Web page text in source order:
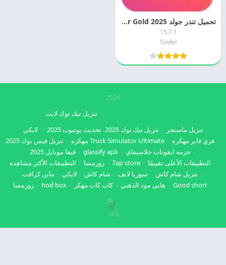
تحميل تندر جولد 2025 Tinder Gold مهكر اخر اصدار
15.7.1
Tinder
2024
تنزيل ماسنجر تنزيل تيك توك 2025
تنزيل تيك توك لايت
تحديث يوتيوب 2025
لايكي
فري فاير مهكره
Truck Simulator Ultimate مهكره
تنزيل فيس بوك 2025
حزمه ايقونات جلاسيفاي
glassify apk
فيفا موبايل 2025
التطبيقات الأعلى تقييمًا
7ap store زورمسا
التطبيقات الأكثر مشاهدة
تنزيل شام كاش
سوريا لايف شام كاش لايكي
ماين كرافت
Good short
هابي مود الذهبي كاب كات مهكر hod box زورمسا